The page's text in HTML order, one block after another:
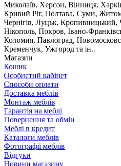
Миколаїв, Херсон, Вінниця,
Кривий Ріг, Полтава, Суми,
Чернігів, Луцьк, Кропивницький,
Нікополь, Покров, Івано-
Коломия, Павлоград,
Кременчук, Ужгород та ін..
Магазин
Кошик
Особистий кабінет
Способи оплати
Доставка меблів
Монтаж меблів
Гарантія на меблі
Повернення та обмін
Меблі в кредит
Каталоги меблів
Фотографії меблів
Відгуки
Новини магазину